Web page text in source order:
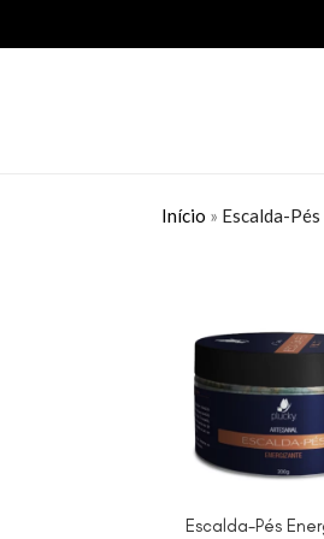
Início » Escalda-Pés
ADICIONAR AO
Escalda-Pés